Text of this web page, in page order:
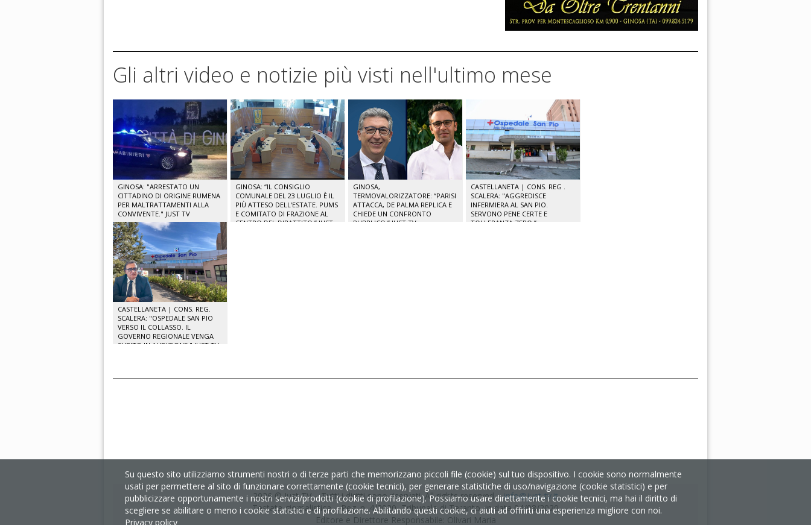
Su questo sito utilizziamo strumenti nostri o di terze parti che memorizzano piccoli file (cookie) sul tuo dispositivo. I cookie sono normalmente
usati per permettere al sito di funzionare correttamente (cookie tecnici), per generare statistiche di uso/navigazione (cookie statistici) e per
pubblicizzare opportunamente i nostri servizi/prodotti (cookie di profilazione). Possiamo usare direttamente i cookie tecnici, ma hai il diritto di
scegliere se abilitare o meno i cookie statistici e di profilazione. Abilitando questi cookie, ci aiuti ad offrirti una esperienza migliore con noi.
Privacy policy
Gli altri video e notizie più visti nell'ultimo mese
GINOSA: "ARRESTATO UN
CITTADINO DI ORIGINE RUMENA
PER MALTRATTAMENTI ALLA
CONVIVENTE." JUST TV
GINOSA: “IL CONSIGLIO
COMUNALE DEL 23 LUGLIO È IL
PIÙ ATTESO DELL'ESTATE. PUMS
E COMITATO DI FRAZIONE AL
CENTRO DEL DIBATTITO.” JUST
GINOSA,
TERMOVALORIZZATORE: “PARISI
ATTACCA, DE PALMA REPLICA E
CHIEDE UN CONFRONTO
PUBBLICO.” JUST TV
CASTELLANETA | CONS. REG .
SCALERA: "AGGREDISCE
INFERMIERA AL SAN PIO.
SERVONO PENE CERTE E
TOLLERANZA ZERO.”
CASTELLANETA | CONS. REG.
SCALERA: "OSPEDALE SAN PIO
VERSO IL COLLASSO. IL
GOVERNO REGIONALE VENGA
SUBITO IN AUDIZIONE." JUST TV
2026 © Just TV – Tutti i diritti sono riservati. All rights reserved –info@just-tv.it
Testata giornalistica – Reg. n. 4/2020, Tribunale di Taranto, in data 04/08/2020
Editore e Direttore Responsabile: Olivari Maria